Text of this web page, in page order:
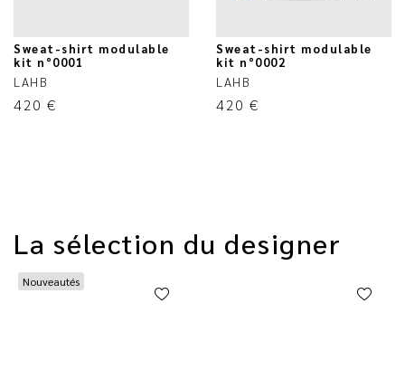
Sweat-shirt modulable
kit n°0001
LAHB
420 €
Sweat-shirt modulable
kit n°0002
LAHB
420 €
La sélection du designer
Nouveautés